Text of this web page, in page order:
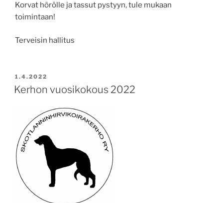
Korvat hörölle ja tassut pystyyn, tule mukaan
toimintaan!
Terveisin hallitus
POSTED
ON
1.4.2022
Kerhon vuosikokous 2022